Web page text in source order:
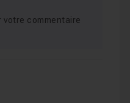
votre commentaire